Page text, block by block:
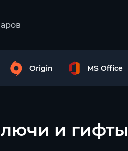
Origin MS Office
и гифты